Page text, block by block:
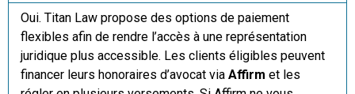
Oui. Titan Law propose des options de paiement
flexibles afin de rendre l’accès à une représentation
juridique plus accessible. Les clients éligibles peuvent
financer leurs honoraires d’avocat via Affirm et les